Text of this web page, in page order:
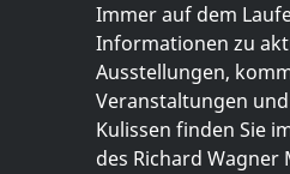
Immer auf dem
Informationen zu
Ausstellungen,
Veranstaltungen
Kulissen finden Sie
des Richard Wagner